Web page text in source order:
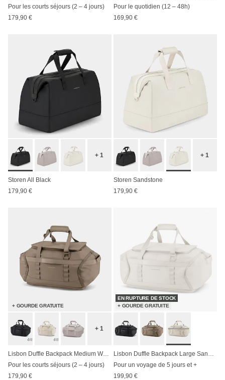
Pour les courts séjours (2 – 4 jours)
179,90 €
Pour le quotidien (12 – 48h)
169,90 €
+ 1
Storen All Black
179,90 €
+ 1
Storen Sandstone
179,90 €
+ GOURDE GRATUITE
+ 1
Lisbon Duffle Backpack Medium Walnut
Pour les courts séjours (2 – 4 jours)
179,90 €
EN RUPTURE DE STOCK
+ GOURDE GRATUITE
Pour un voyage de 5 jours et +
199,90 €